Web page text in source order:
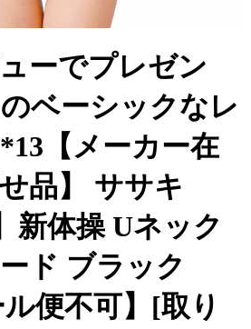
ーでプレゼン
ベーシックなレ
【メーカー在
品】 ササキ
新体操 Uネック
ド ブラック
便不可】[取り